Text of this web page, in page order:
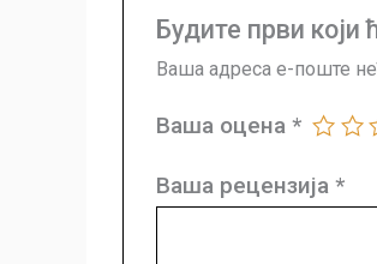
Будите први који
Ваша адреса е-поште
Ваша оцена *
Ваша рецензија *